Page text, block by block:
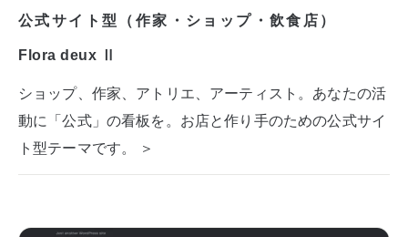
公式サイト型（作家・ショップ・飲食店）
Flora deux Ⅱ
ショップ、作家、アトリエ、アーティスト。あなたの活
動に「公式」の看板を。お店と作り手のための公式サイ
ト型テーマです。 ＞